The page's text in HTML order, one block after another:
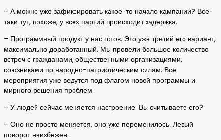
– А можно уже зафиксировать какое-то начало кампании? Все-
таки тут, похоже, у всех партий происходит задержка.
– Программный продукт у нас готов. Это уже третий его вариант,
максимально доработанный. Мы провели большое количество
встреч с гражданами, общественными организациями,
союзниками по народно-патриотическим силам. Все
мероприятия уже ведутся под флагом новой программы и
мирного решения проблем.
– У людей сейчас меняется настроение. Вы считываете его?
– Оно не просто меняется, оно уже переменилось. Левый
поворот неизбежен.